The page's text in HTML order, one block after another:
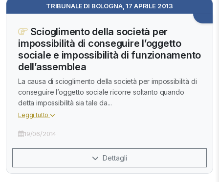
TRIBUNALE DI BOLOGNA, 17 APRILE 2013
Scioglimento della società per
impossibilità di conseguire l’oggetto
sociale e impossibilità di funzionamento
dell’assemblea
La causa di scioglimento della società per impossibilità di
conseguire l’oggetto sociale ricorre soltanto quando
detta impossibilità sia tale da...
Leggi tutto
19/06/2014
Dettagli